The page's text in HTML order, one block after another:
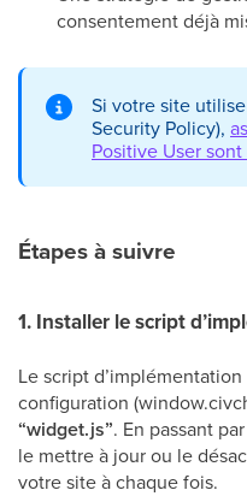
consentement déjà
Si votre site
Security Policy),
Positive User
Étapes à suivre
1. Installer le script
Le script
configuration
“widget.js”. En passant
le mettre à jour ou le
votre site à chaque fois.